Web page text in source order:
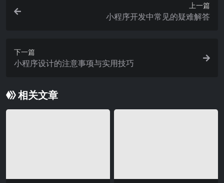
上一篇
小程序开发中常见的疑难解答
下一篇
小程序设计的注意事项与实用技巧
相关文章